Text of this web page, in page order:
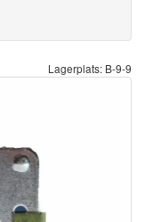
Lagerplats: B-9-9